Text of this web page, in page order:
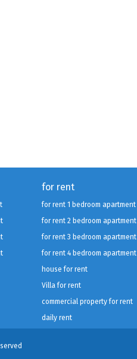
for rent
for rent 1 bedroom apartment
for rent 2 bedroom apartment
for rent 3 bedroom apartment
for rent 4 bedroom apartment
house for rent
Villa for rent
commercial property for rent
daily rent